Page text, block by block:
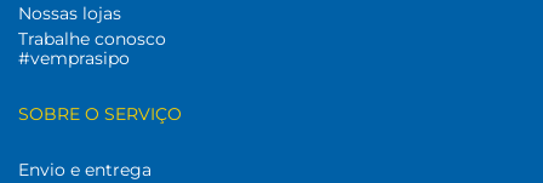
Nossas lojas
Trabalhe conosco
#vemprasipo
SOBRE O SERVIÇO
Envio e entrega